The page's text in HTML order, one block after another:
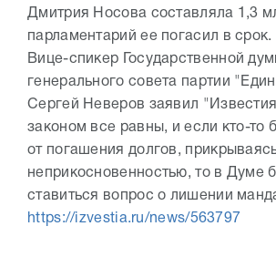
Дмитрия Носова составляла 1,3
парламентарий ее погасил в срок.
Вице-спикер Государственной
генерального совета партии
Сергей Неверов заявил
законом все равны, и если кто-то
от погашения долгов,
неприкосновенностью, то в Думе
ставиться вопрос о лишении
https://izvestia.ru/news/563797